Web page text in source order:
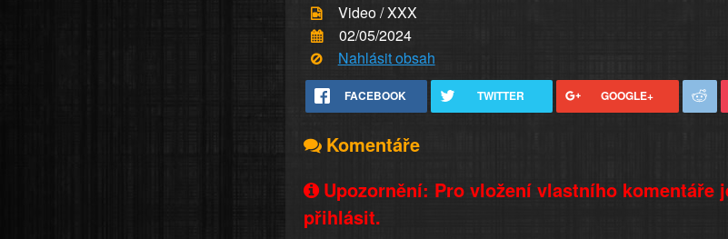
Video / XXX
02/05/2024
Nahlásit obsah
FACEBOOK TWITTER GOOGLE+
Komentáře
Upozornění: Pro vložení vlastního komentáře
přihlásit.